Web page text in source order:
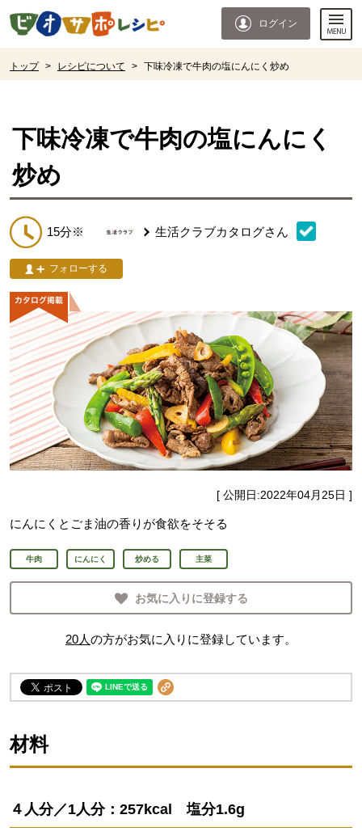
ページの先頭です。
ログイン
トップ > レシピについて > 下味冷凍で牛肉の塩にんにく炒め
下味冷凍で牛肉の塩にんにく
炒め
15分※ 生活クラブカタログさん
フォローする
[ 公開日:2022年04月25日 ]
にんにくとごま油の香りが食欲をそそる
牛肉 にんにく 炒める 主菜
お気に入りに登録する
20人の方がお気に入りに登録しています。
材料
４人分／1人分：257kcal 塩分1.6g